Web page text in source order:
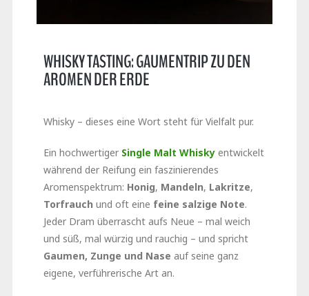
WHISKY TASTING: GAUMENTRIP ZU DEN
AROMEN DER ERDE
Whisky – dieses eine Wort steht für Vielfalt pur.
Ein hochwertiger Single Malt Whiskyentwickelt
während der Reifung ein faszinierendes
Aromenspektrum: Honig, Mandeln, Lakritze,
Torfrauch und oft eine feine salzige Note.
Jeder Dram überrascht aufs Neue – mal weich
und süß, mal würzig und rauchig – und spricht
Gaumen, Zunge und Nase auf seine ganz
eigene, verführerische Art an.